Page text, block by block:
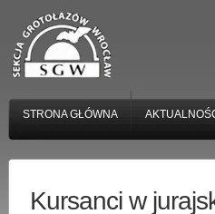
STRONA GŁÓWNA
Kursanci w